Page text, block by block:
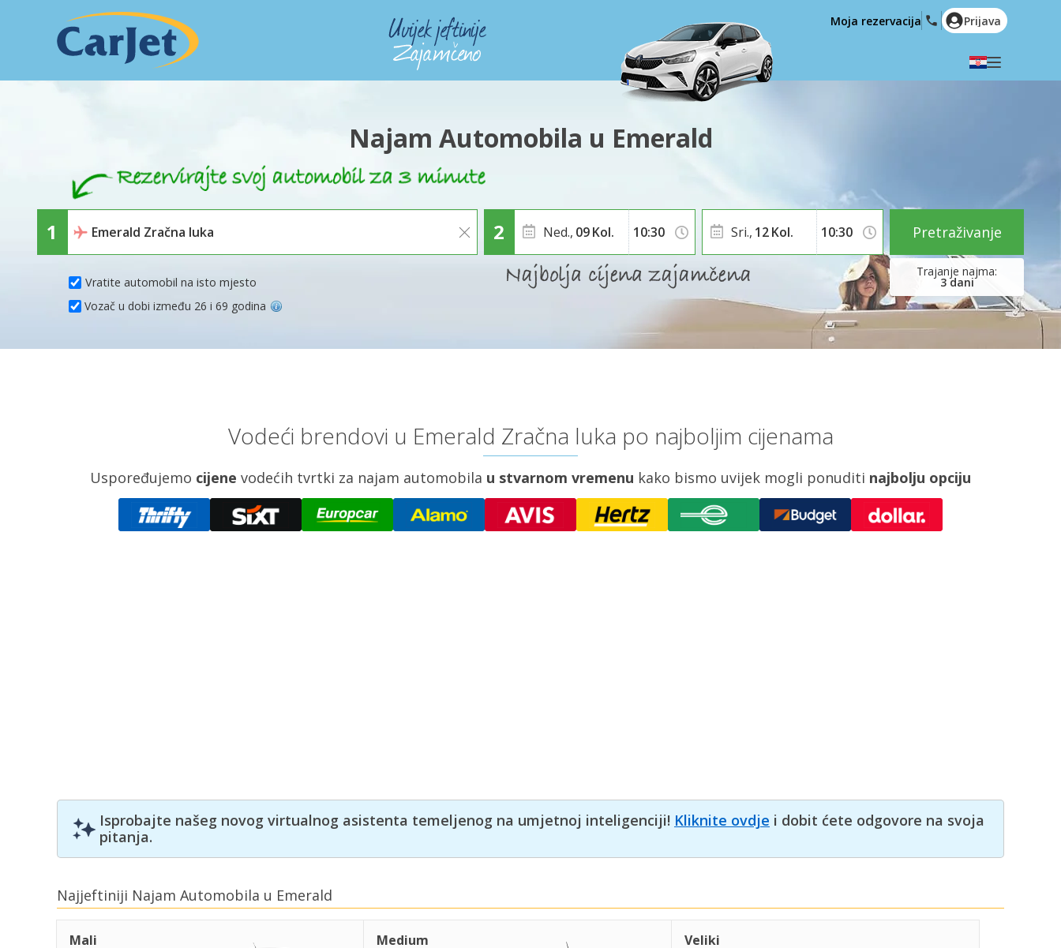
English (US)
Polski
Türkçe
Română
Ελληνικά
Hrvatski
العربية
Moja rezervacija Prijava
Najam Automobila u Emerald
Vratite automobil na isto mjesto
Ned., 09Kol.
3 dani
Sri., 12Kol.
Vozač u dobi između 26 i 69 godina
Pretraživanje
Vodeći brendovi u Emerald Zračna luka po najboljim cijenama
Uspoređujemo cijene vodećih tvrtki za najam automobila u stvarnom vremenu kako bismo uvijek mogli ponuditi najbolju opciju
Isprobajte našeg novog virtualnog asistenta temeljenog na umjetnoj inteligenciji! Kliknite ovdje i dobit ćete odgovore na svoja
pitanja.
Najjeftiniji Najam Automobila u Emerald
Mali
Medium
Veliki